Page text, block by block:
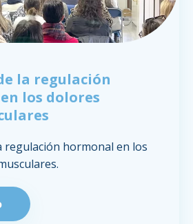
la regulación
los dolores
regulación hormonal en los